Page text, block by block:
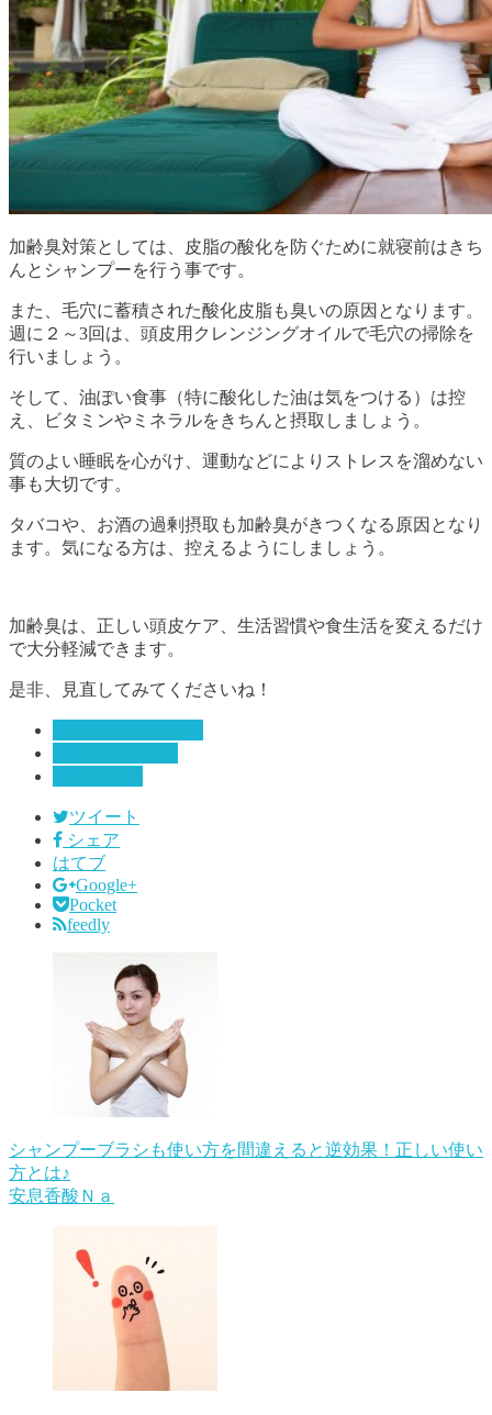
加齢臭対策としては、皮脂の酸化を防ぐために就寝前はきち
んとシャンプーを行う事です。
また、毛穴に蓄積された酸化皮脂も臭いの原因となります。
週に２～3回は、頭皮用クレンジングオイルで毛穴の掃除を
行いましょう。
そして、油ぽい食事（特に酸化した油は気をつける）は控
え、ビタミンやミネラルをきちんと摂取しましょう。
質のよい睡眠を心がけ、運動などによりストレスを溜めない
事も大切です。
タバコや、お酒の過剰摂取も加齢臭がきつくなる原因となり
ます。気になる方は、控えるようにしましょう。
加齢臭は、正しい頭皮ケア、生活習慣や食生活を変えるだけ
で大分軽減できます。
是非、見直してみてくださいね！
ツイート
シェア
はてブ
Google+
Pocket
feedly
シャンプーブラシも使い方を間違えると逆効果！正しい使い
方とは♪
安息香酸Ｎａ